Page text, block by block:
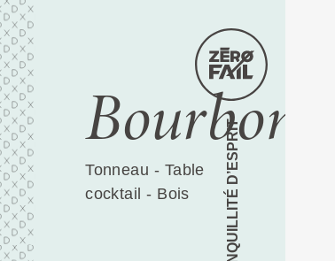
TRANQUILLITÉ D’ESPRIT
Bourbon
Tonneau - Table
cocktail - Bois